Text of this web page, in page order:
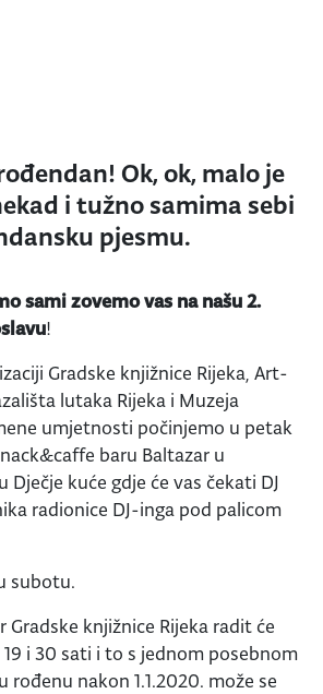
Ok, ok, malo je
i tužno samima sebi
pjesmu.
sami zovemo vas na našu 2.
!
Gradske knjižnice Rijeka, Art-
lutaka Rijeka i Muzeja
umjetnosti počinjemo u petak
baru Baltazar u
kuće gdje će vas čekati DJ
radionice DJ-inga pod palicom
subotu.
Gradske knjižnice Rijeka radit će
i 30 sati i to s jednom posebnom
rođenu nakon 1.1.2020. može se